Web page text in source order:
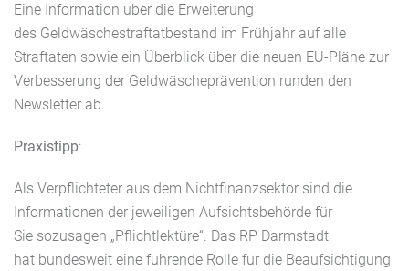
Eine Information über die Erweiterung
des Geldwäschestraftatbestand im Frühjahr auf alle
Straftaten sowie ein Überblick über die neuen EU-Pläne zur
Verbesserung der Geldwäscheprävention runden den
Newsletter ab.
Praxistipp:
Als Verpflichteter aus dem Nichtfinanzsektor sind die
Informationen der jeweiligen Aufsichtsbehörde für
Sie sozusagen „Pflichtlektüre“. Das RP Darmstadt
hat bundesweit eine führende Rolle für die Beaufsichtigung